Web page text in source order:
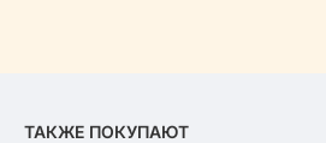
ТАКЖЕ ПОКУПАЮТ